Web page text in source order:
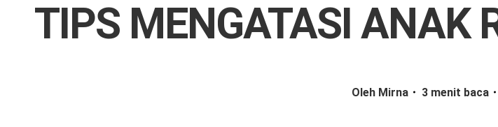
Job Vaccancy
TIPS MENGATASI ANAK
Oleh Mirna 3 menit baca